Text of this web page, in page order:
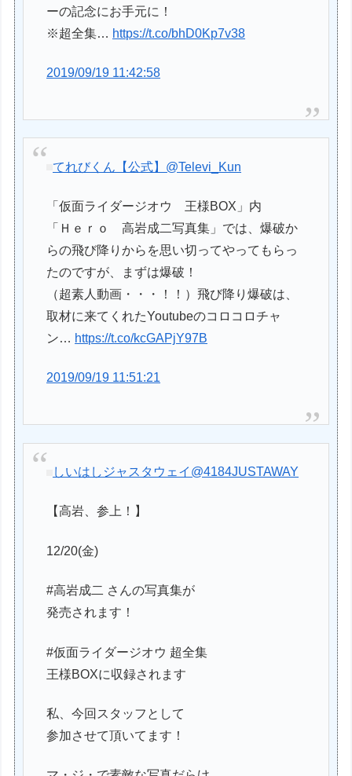
ーの記念にお手元に！
※超全集… https://t.co/bhD0Kp7v38
2019/09/19 11:42:58
てれびくん【公式】 @Televi_Kun
「仮面ライダージオウ 王様BOX」内
「Ｈｅｒｏ 高岩成二写真集」では、爆破か
らの飛び降りからを思い切ってやってもらっ
たのですが、まずは爆破！
（超素人動画・・・！！）飛び降り爆破は、
取材に来てくれたYoutubeのコロコロチャ
ン… https://t.co/kcGAPjY97B
2019/09/19 11:51:21
しいはしジャスタウェイ @4184JUSTAWAY
【高岩、参上！】
12/20(金)
#高岩成二 さんの写真集が
発売されます！
#仮面ライダージオウ 超全集
王様BOXに収録されます
私、今回スタッフとして
参加させて頂いてます！